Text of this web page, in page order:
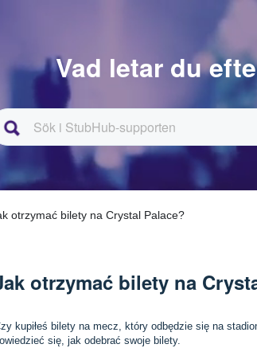
Vad letar du
otrzymać bilety na Crystal Palace?
otrzymać bilety na
kupiłeś bilety na mecz, który odbędzie się na
się, jak odebrać swoje bilety.